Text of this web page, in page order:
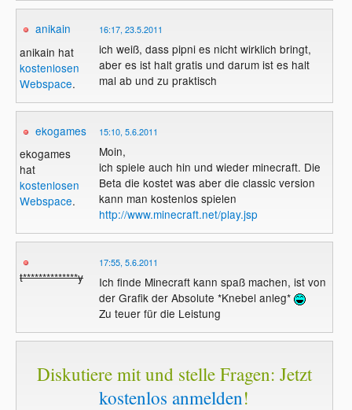
anikain
anikain hat
kostenlosen
Webspace.
16:17, 23.5.2011
ich weiß, dass pipni es nicht wirklich bringt,
aber es ist halt gratis und darum ist es halt
mal ab und zu praktisch
ekogames
ekogames
hat
kostenlosen
Webspace.
15:10, 5.6.2011
Moin,
ich spiele auch hin und wieder minecraft. Die
Beta die kostet was aber die classic version
kann man kostenlos spielen
http://www.minecraft.net/play.jsp
t**************y
17:55, 5.6.2011
Ich finde Minecraft kann spaß machen, ist von
der Grafik der Absolute *Knebel anleg*
Zu teuer für die Leistung
Diskutiere mit und stelle Fragen: Jetzt
kostenlos anmelden!